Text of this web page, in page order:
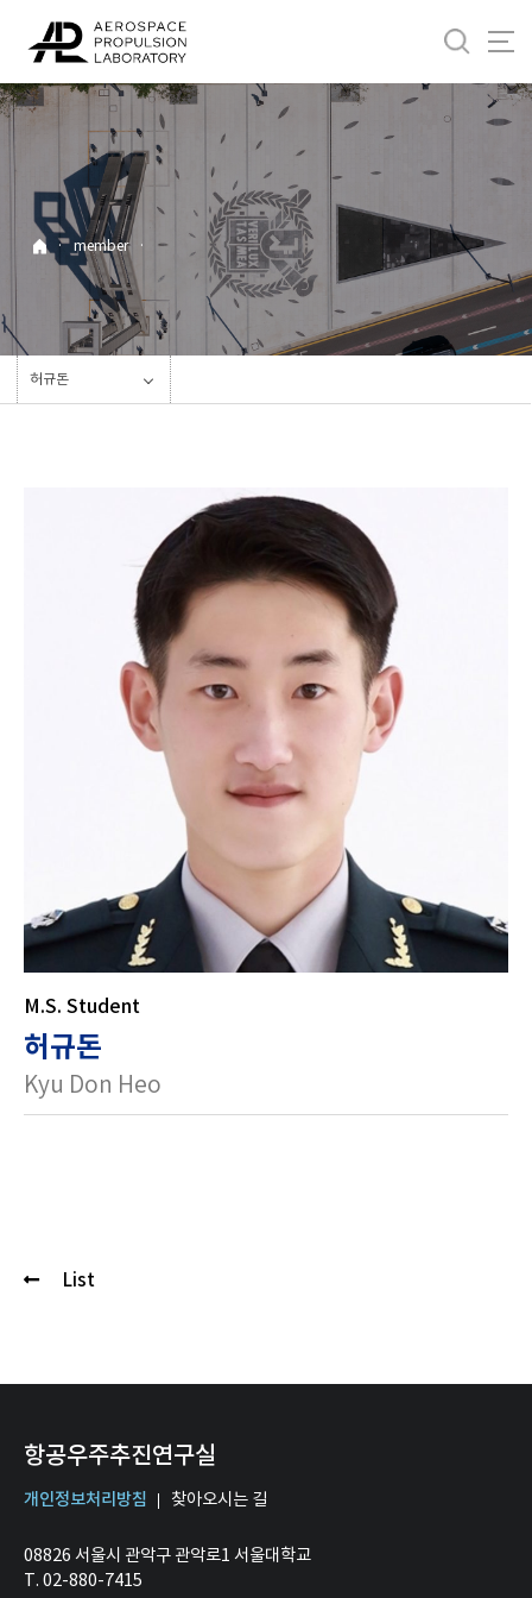
기
· member ·
허규돈
M.S. Student
허규돈
Kyu Don Heo
List
항공우주추진연구실
개인정보처리방침 찾아오시는 길
08826 서울시 관악구 관악로1 서울대학교
T. 02-880-7415